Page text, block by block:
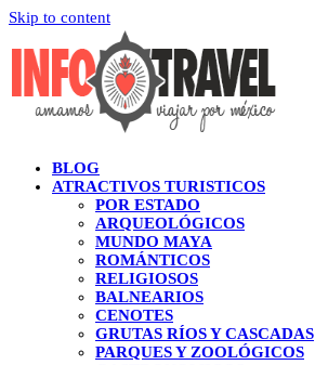
Skip to content
BLOG
ATRACTIVOS TURISTICOS
POR ESTADO
ARQUEOLÓGICOS
MUNDO MAYA
ROMÁNTICOS
RELIGIOSOS
BALNEARIOS
CENOTES
GRUTAS RÍOS Y CASCADAS
PARQUES Y ZOOLÓGICOS